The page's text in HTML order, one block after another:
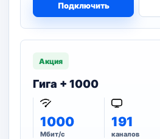
Подключить
Акция
Гига + 1000
1000
Мбит/с
191
каналов